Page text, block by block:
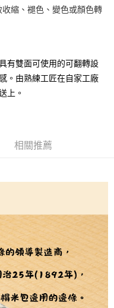
繳款截止日，確認付款後即完
核未通過，訂單將自動取
於每月結算日後寄送繳費提
下簡稱本公司）所提供，讓
關係目的，商店將以您的個人
oppay.tw/userRule
的支付方式。 讓您購物簡單
。
帳。
為交易完成。
先享後付」服務完成之交
並將交易相關給付款項請求債
：
監護人之同意方可使用
之損失，本公司不負相關責
縮、褪色、變色或顏色轉
有雙面可使用的可翻轉設
。由熟練工匠在自家工廠
上。
相關推薦